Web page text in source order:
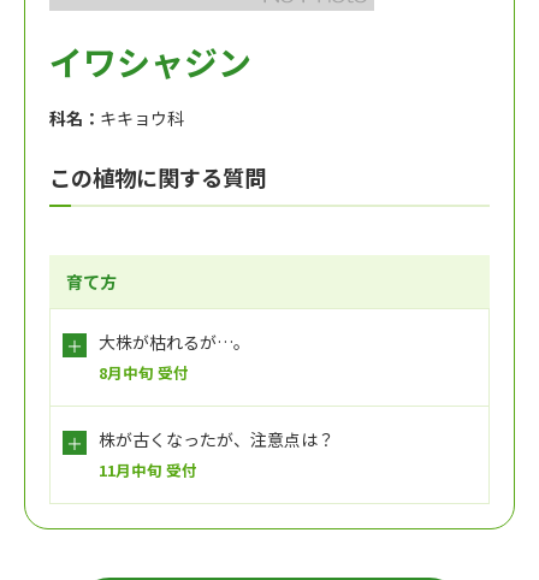
イワシャジン
科名： キキョウ科
この植物に関する質問
育て方
大株が枯れるが…。
8月中旬 受付
株が古くなったが、注意点は？
11月中旬 受付